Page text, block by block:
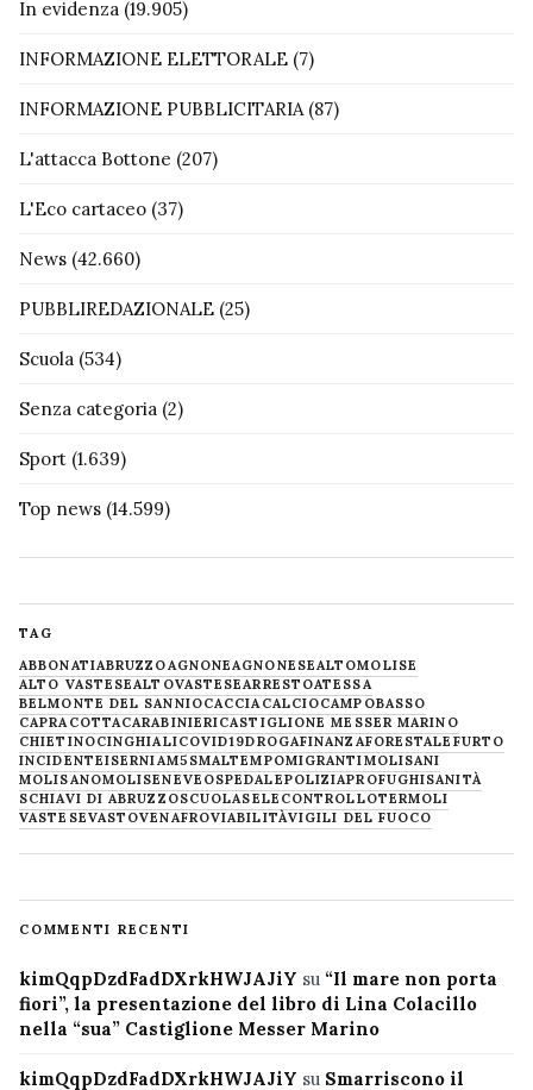
In evidenza (19.905)
INFORMAZIONE ELETTORALE (7)
INFORMAZIONE PUBBLICITARIA(87)
L'attacca Bottone (207)
L'Eco cartaceo (37)
News (42.660)
PUBBLIREDAZIONALE (25)
Scuola (534)
Senza categoria (2)
Sport (1.639)
Top news (14.599)
TAG
ABBONATIABRUZZOAGNONEAGNONESEALTOMOLISE
ALTO VASTESEALTOVASTESEARRESTOATESSA
BELMONTE DEL SANNIOCACCIACALCIOCAMPOBASSO
CAPRACOTTACARABINIERICASTIGLIONE MESSER MARINO
CHIETINOCINGHIALICOVID19DROGAFINANZAFORESTALE FURTO
INCIDENTEISERNIAM5SMALTEMPOMIGRANTIMOLISANI
MOLISANOMOLISENEVE OSPEDALEPOLIZIAPROFUGHISANITÀ
SCHIAVI DI ABRUZZOSCUOLASELECONTROLLOTERMOLI
VASTESEVASTOVENAFROVIABILITÀVIGILI DEL FUOCO
COMMENTI RECENTI
kimQqpDzdFadDXrkHWJAJiY su “Il mare non porta
fiori”, la presentazione del libro di Lina Colacillo
nella “sua” Castiglione Messer Marino
kimQqpDzdFadDXrkHWJAJiY su Smarriscono il